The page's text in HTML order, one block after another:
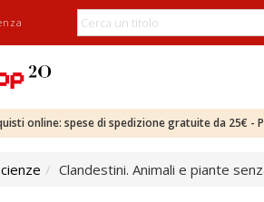
online: spese di spedizione gratuite da 25€
Clandestini. Animali e piante